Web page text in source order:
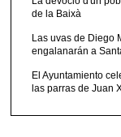
de la Baixà
Las uvas de Diego
engalanarán a
El Ayuntamiento
las parras de Juan